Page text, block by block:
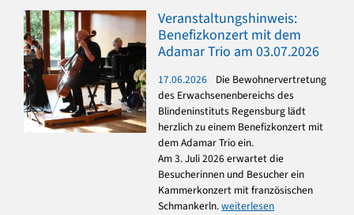
Veranstaltungshinweis:
Benefizkonzert mit dem
Adamar Trio am 03.07.2026
17.06.2026
Die Bewohnervertretung
des Erwachsenenbereichs des
Blindeninstituts Regensburg lädt
herzlich zu einem Benefizkonzert mit
dem Adamar Trio ein.
Am 3. Juli 2026 erwartet die
Besucherinnen und Besucher ein
Kammerkonzert mit französischen
Schmankerln.weiterlesen